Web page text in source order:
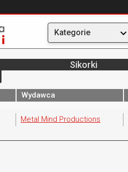
Kategorie
Sikorki
Wydawca
Metal Mind Productions